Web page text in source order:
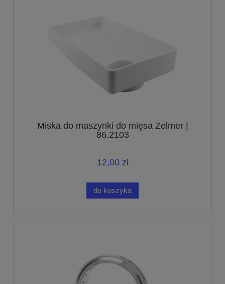
Miska do maszynki do mięsa Zelmer |
86.2103
12,00 zł
do koszyka